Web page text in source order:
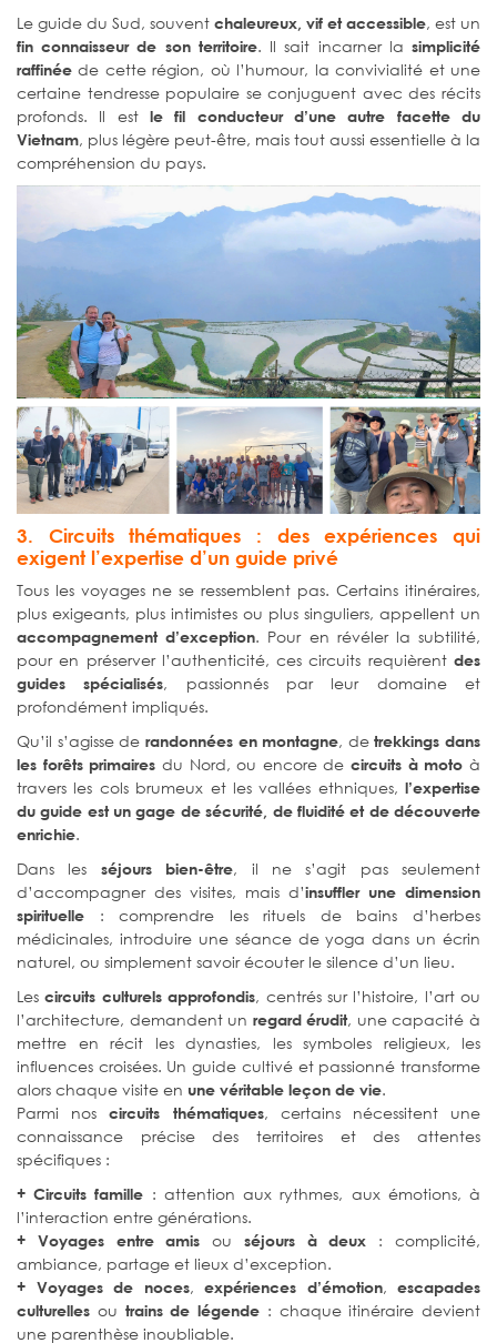
Le guide du Sud, souvent chaleureux, vif et accessible, est un
fin connaisseur de son territoire. Il sait incarner lasimplicité
raffinée de cette région, où l’humour, la convivialité et une
certaine tendresse populaire se conjuguent avec des récits
profonds. Il est le fil conducteur d’une autre facette du
Vietnam, plus légère peut-être, mais tout aussi essentielle à la
compréhension du pays.
3. Circuits thématiques : des expériences qui
exigent l’expertise d’un guide privé
Tous les voyages ne se ressemblent pas. Certains itinéraires,
plus exigeants, plus intimistes ou plus singuliers, appellent un
accompagnement d’exception. Pour en révéler la subtilité,
pour en préserver l’authenticité, ces circuits requièrent des
guides spécialisés, passionnés par leur domaine et
profondément impliqués.
Qu’il s’agisse de randonnées en montagne, detrekkings dans
les forêts primaires du Nord, ou encore decircuits à moto à
travers les cols brumeux et les vallées ethniques, l’expertise
du guide est un gage de sécurité, de fluidité et de découverte
enrichie.
Dans les séjours bien-être, il ne s’agit pas seulement
d’accompagner des visites, mais d’insuffler une dimension
spirituelle : comprendre les rituels de bains d’herbes
médicinales, introduire une séance de yoga dans un écrin
naturel, ou simplement savoir écouter le silence d’un lieu.
Lescircuits culturels approfondis, centrés sur l’histoire, l’art ou
l’architecture, demandent un regard érudit, une capacité à
mettre en récit les dynasties, les symboles religieux, les
influences croisées. Un guide cultivé et passionné transforme
alors chaque visite en une véritable leçon de vie.
Parmi noscircuits thématiques, certains nécessitent une
connaissance précise des territoires et des attentes
spécifiques :
+ Circuits famille : attention aux rythmes, aux émotions, à
l’interaction entre générations.
+ Voyages entre amis ou séjours à deux : complicité,
ambiance, partage et lieux d’exception.
+ Voyages de noces, expériences d’émotion, escapades
culturelles ou trains de légende : chaque itinéraire devient
une parenthèse inoubliable.